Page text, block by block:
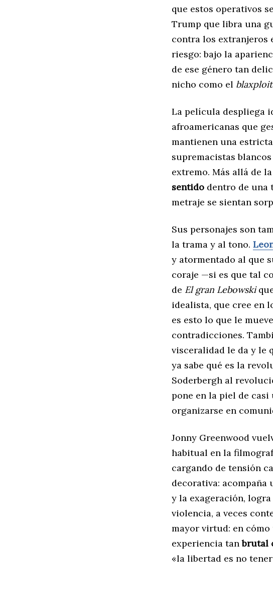
que estos operativos
Trump que libra una
contra los extranjeros
riesgo: bajo la
de ese género tan
nicho como el
La película despliega
afroamericanas que
mantienen una
supremacistas
extremo. Más allá de
sentido dentro de una
metraje se sientan
Sus personajes son
la trama y al tono.
y atormentado al que
coraje —si es que tal
de El gran Lebowski
idealista, que cree en
es esto lo que le
contradicciones.
visceralidad le da y le
ya sabe qué es la
Soderbergh al
pone en la piel de
organizarse en
Jonny Greenwood
habitual en la
cargando de tensión
decorativa: acompaña
y la exageración,
violencia, a veces
mayor virtud: en
experiencia tanbrutal
«la libertad es no